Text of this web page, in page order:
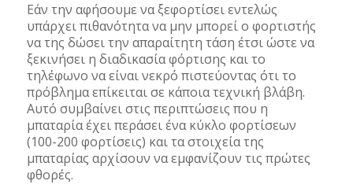
Εάν την αφήσουμε να ξεφορτίσει εντελώς
υπάρχει πιθανότητα να μην μπορεί ο φορτιστής
να της δώσει την απαραίτητη τάση έτσι ώστε να
ξεκινήσει η διαδικασία φόρτισης και το
τηλέφωνο να είναι νεκρό πιστεύοντας ότι το
πρόβλημα επίκειται σε κάποια τεχνική βλάβη.
Αυτό συμβαίνει στις περιπτώσεις που η
μπαταρία έχει περάσει ένα κύκλο φορτίσεων
(100-200 φορτίσεις) και τα στοιχεία της
μπαταρίας αρχίσουν να εμφανίζουν τις πρώτες
φθορές.